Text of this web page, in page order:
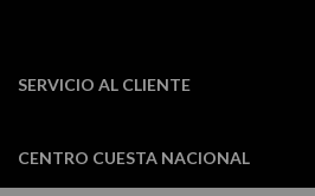
SERVICIO AL CLIENTE
CENTRO CUESTA NACIONAL